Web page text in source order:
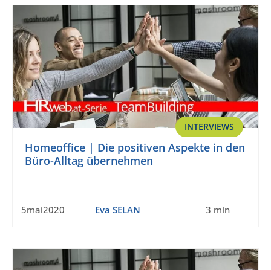
INTERVIEWS
Homeoffice | Die positiven Aspekte in den
Büro-Alltag übernehmen
5mai2020 Eva SELAN 3 min